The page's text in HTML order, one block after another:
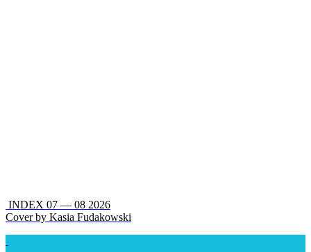
INDEX 07 — 08 2026
Cover by Kasia Fudakowski